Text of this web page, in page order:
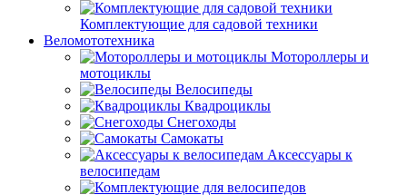
Комплектующие для садовой техники
Веломототехника
Мотороллеры и
мотоциклы
Велосипеды
Квадроциклы
Снегоходы
Самокаты
Аксессуары к
велосипедам